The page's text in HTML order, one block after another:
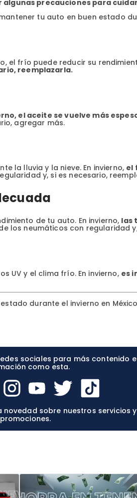
precauciones para
tu auto en buen estado
el frío puede reducir su
reemplazarla.
el aceite se vuelve más
agregar más.
la lluvia y la nieve. En invierno, el
y, si es necesario,
de tu auto. En invierno, las
los neumáticos con regularidad
UV y el clima frío. En invierno, es
durante el invierno en
sociales para más contenido e
como esta.
novedad sobre nuestros servicios y
promociones.